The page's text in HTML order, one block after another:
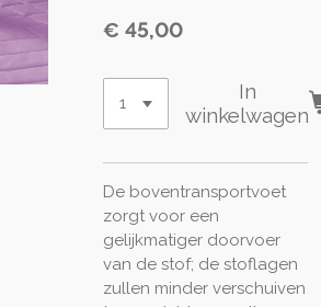
€ 45,00
In
winkelwagen
De boventransportvoet
zorgt voor een
gelijkmatiger doorvoer
van de stof; de stoflagen
zullen minder verschuiven